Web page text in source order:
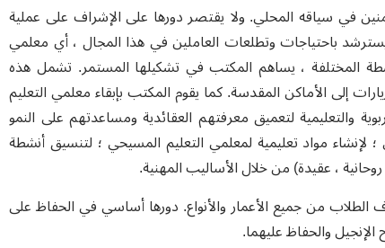
في سياقه المحلي. ولا يقتصر دورها على الإشراف على عملية
باحتياجات وتطلعات العاملين في هذا المجال ، أي معلمي
المختلفة ، يساهم المكتب في تشكيلها المستمر. تشمل هذه
إلى الأماكن المقدسة. كما يقوم المكتب بإبقاء معلمي التعليم
والتعليمية لتعميق معرفتهم العقائدية ومساعدتهم على النمو
مواد تعليمية لمعلمي التعليم المسيحي ؛ لتنسيق أنشطة
، عقيدة) من خلال الأساليب المهنية.
من جميع الأعمار والأنواع. دورها أساسي في الحفاظ على
الإنجيل والحفاظ عليهما.